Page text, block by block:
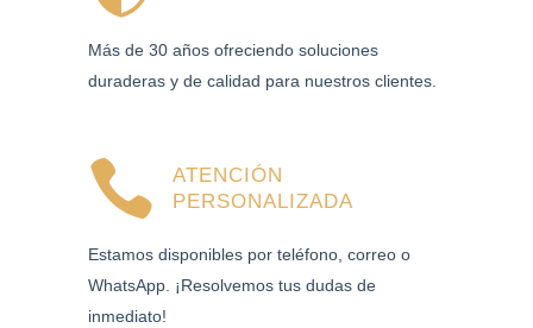
Más de 30 años ofreciendo soluciones
duraderas y de calidad para nuestros clientes.
ATENCIÓN
PERSONALIZADA
Estamos disponibles por teléfono, correo o
WhatsApp. ¡Resolvemos tus dudas de
inmediato!